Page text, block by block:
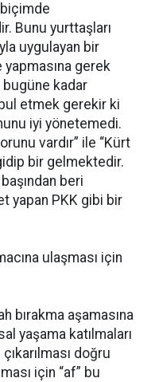
biçimde
Bunu yurttaşları
uygulayan bir
gerek
bugüne kadar
etmek gerekir ki
iyi yönetemedi.
vardır” ile “Kürt
bir gelmektedir.
beri
yapan PKK gibi bir
ulaşması için
bırakma aşamasına
yaşama katılmaları
doğru
için “af” bu